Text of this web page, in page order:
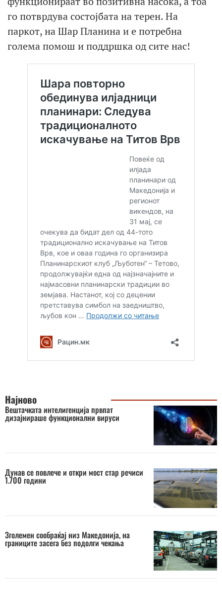
го потврдува состојбата на терен. На
паркот, на Шар Планина и е потребна
голема помош и поддршка од сите нас!
Најново
Вештачката интелигенција првпат
дизајнираше функционални вируси
Дунав се повлече и откри мост стар речиси
1.700 години
Зголемен сообраќај низ Македонија, на
границите засега без подолги чекања